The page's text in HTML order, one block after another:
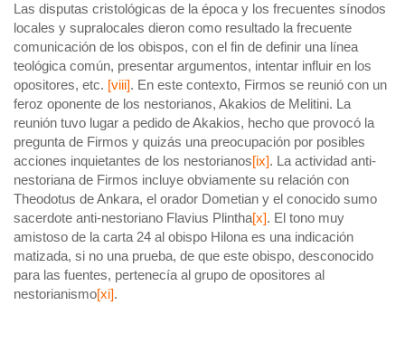
Las disputas cristológicas de la época y los frecuentes sínodos
locales y supralocales dieron como resultado la frecuente
comunicación de los obispos, con el fin de definir una línea
teológica común, presentar argumentos, intentar influir en los
opositores, etc. [viii]. En este contexto, Firmos se reunió con un
feroz oponente de los nestorianos, Akakios de Melitini. La
reunión tuvo lugar a pedido de Akakios, hecho que provocó la
pregunta de Firmos y quizás una preocupación por posibles
acciones inquietantes de los nestorianos[ix]. La actividad anti-
nestoriana de Firmos incluye obviamente su relación con
Theodotus de Ankara, el orador Dometian y el conocido sumo
sacerdote anti-nestoriano Flavius ​​Plintha[x]. El tono muy
amistoso de la carta 24 al obispo Hilona es una indicación
matizada, si no una prueba, de que este obispo, desconocido
para las fuentes, pertenecía al grupo de opositores al
nestorianismo[xi].